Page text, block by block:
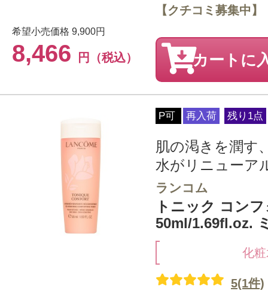
希望小売価格 9,900円
8,466 円（税込）
【クチコミ募集中】
カートに
P可 再入荷 残り1点
肌の渇きを潤す
水がリニューア
ランコム
トニック コン
50ml/1.69fl.oz.
化
5(1件)